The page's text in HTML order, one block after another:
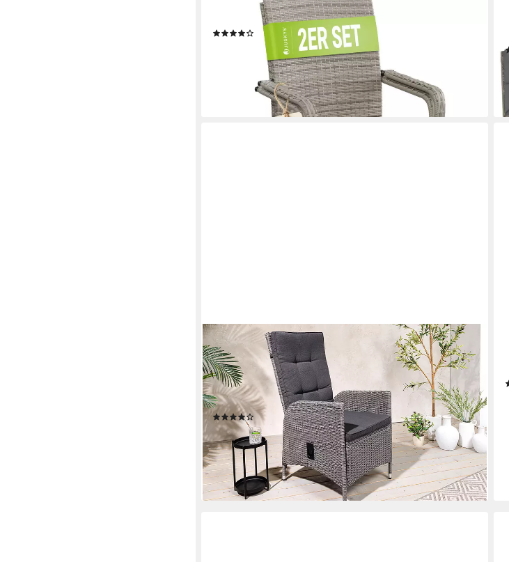
Gartenstuhl Yoro (2 St), stapelbar, modern, leicht und stabil
(74)
79,99 €
lieferbar - in 3-4 Werktagen bei dir
RIESS-AMBIENTE
Gartenstuhl SYLT grau - Outdoor-Stoff, Rattan, Armlehne,
inkl. Kissen, wetterfest (Einzelartikel, 1 St), mit
verstellbarer Rückenlehne - ideal für Terrasse, Balkon oder
Garten
(2)
159,95 € UVP 259,00 €
-38%
lieferbar - in 4-5 Werktagen bei dir